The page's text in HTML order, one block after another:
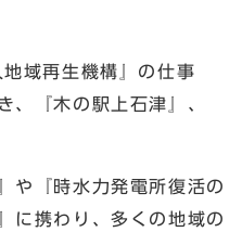
域再生機構』の仕事
、『木の駅上石津』、
や『時水力発電所復活の
に携わり、多くの地域の